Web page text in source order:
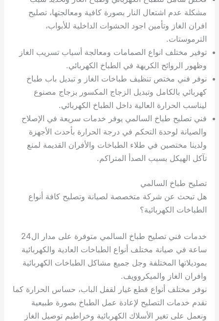
مشكلة عدم اشتعال النار بصورة كافية ومعالجتها، تصليح
افران الغاز وتأمين اجود الحشوات الداخلية للأبواب،
الترموستات.
توفير مختلف انواع الصمامات ومعالجة أسباب تسريب الغاز
وظهور الروائح الكريهة في الطباخ الكهربائي.
نوفر فني مختص تنظيف طباخات الغاز و تبديل باب طباخ
كهربائي بالكامل وتبديل الزجاج المكسور بزجاج مصنوع
ليناسب الحرارة العالية داخل الطباخ الكهربائي.
فني تصليح طباخ السالمي يوفر خدمات سريعة في الإصلاح
والصيانة لوحدة التحكم في درجة الحرارة بأحدث الأجهزة
ولدينا مختصين في طلاء الطباخات والأفران القديمة لمنع
تآكل الهيكل بسبب الصدأ المتراكم.
تصليح طباخ السالمي
هل تبحث عن شركة متخصصة لصيانة وتصليح كافة أنواع
الطباخات الكهربائية؟
خدمات فني تصليح طباخ السالمي متوفرة على مدار ال24
ساعة في صيانة مختلف أنواع الطباخات العادية والكهربائية
بموديلاتها المختلفة وجل جميع مشاكل الطباخات الكهربائية
وافران الغاز والميكروويف.
نوفر مختلف أنواع قطع غيار لقفل الباب، حساس الحرارة كما
نقدم خدمات التصليح لإعادة عمل الطباخ بصورة طبيعية
ونعمل على تغير الأسلاك الكهربائية وخراطيم توصيل الغاز